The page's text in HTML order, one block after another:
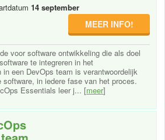
14 september
MEER INFO!
voor software ontwikkeling die als doel
te integreren in het
een DevOps team is verantwoordelijk
in iedere fase van het proces.
Essentials leer j... [meer]